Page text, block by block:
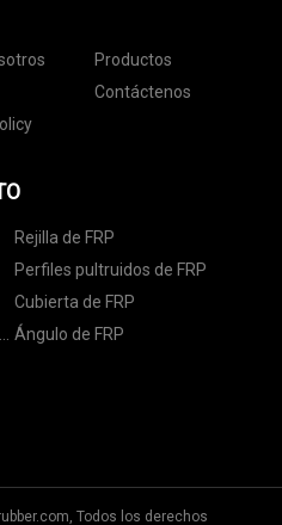
Productos
Contáctenos
Rejilla de FRP
Perfiles pultruidos de FRP
Cubierta de FRP
Ángulo de FRP
Todos los derechos